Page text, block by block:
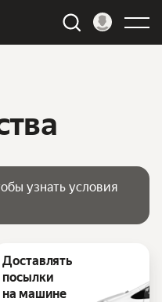
узнать условия
Доставлять
посылки
на машине